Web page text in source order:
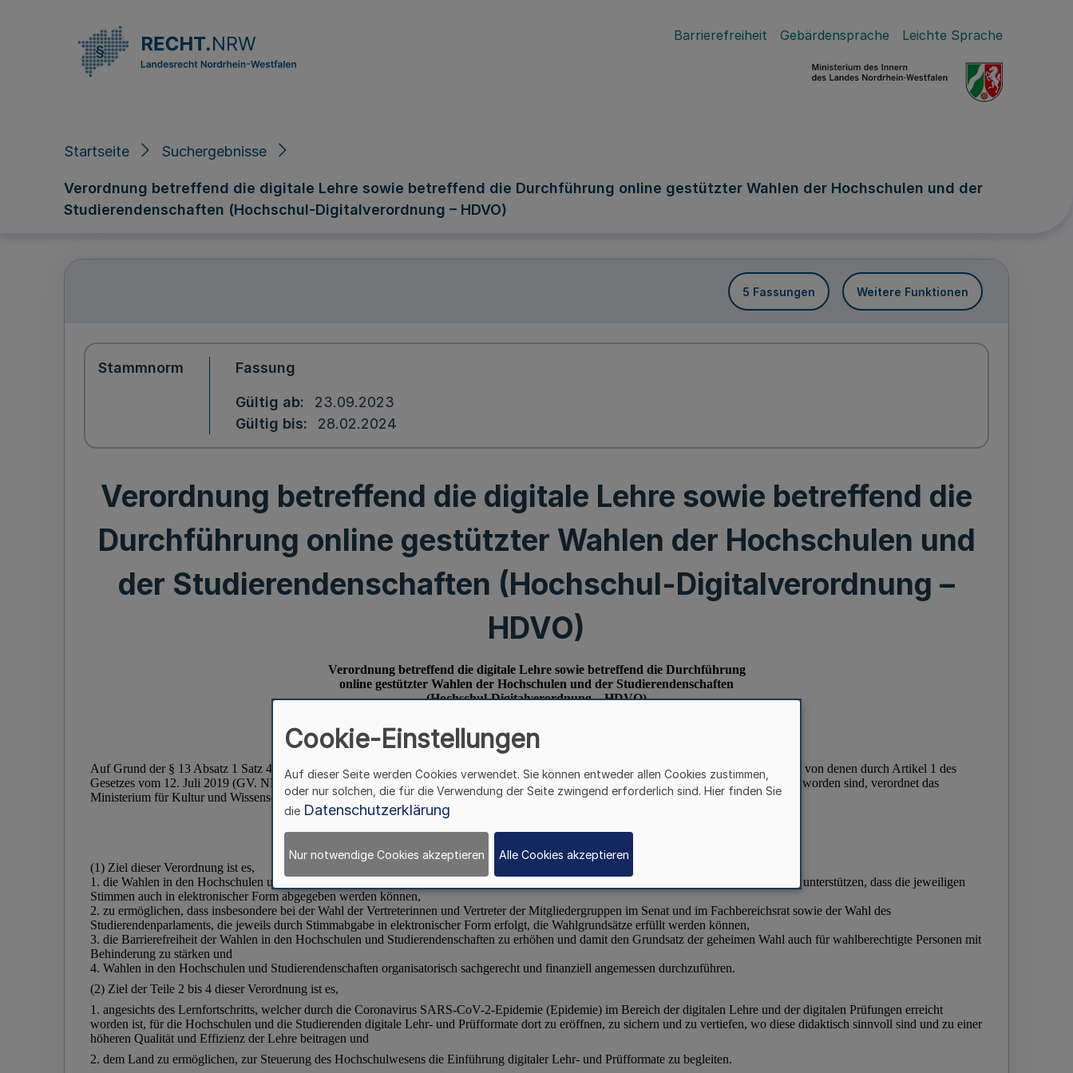
Barrierefreiheit Gebärdensprache Leichte Sprache
Startseite Suchergebnisse
Verordnung betreffend die digitale Lehre sowie betreffend die Durchführung online gestützter Wahlen der Hochschulen und der
Studierendenschaften (Hochschul-Digitalverordnung – HDVO)
5 Fassungen Weitere Funktionen
Stammnorm Fassung
Gültig ab
23.09.2023
Gültig bis
28.02.2024
Verordnung betreffend die digitale Lehre sowie betreffend die
Durchführung online gestützter Wahlen der Hochschulen und
der Studierendenschaften (Hochschul-Digitalverordnung –
HDVO)
Cookie-Einstellungen
Auf dieser Seite werden Cookies verwendet. Sie können entweder allen Cookies zustimmen,
oder nur solchen, die für die Verwendung der Seite zwingend erforderlich sind. Hier finden Sie
die Datenschutzerklärung
Nur notwendige Cookies akzeptieren Alle Cookies akzeptieren